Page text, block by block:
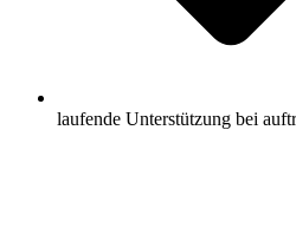
laufende Unterstützung bei